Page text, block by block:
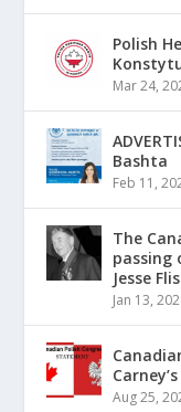
Polish
Mar 24,
Bashta
Feb 11,
The
passing
Jesse Flis
Jan 13,
Aug 25,